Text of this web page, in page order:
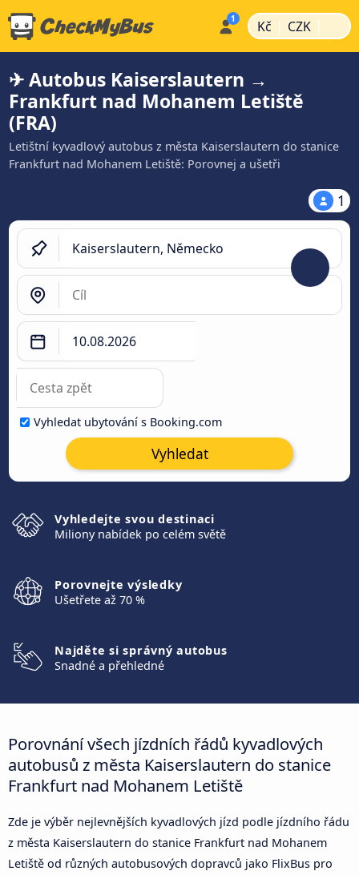
Kč | CZK |
✈ Autobus Kaiserslautern →
Frankfurt nad Mohanem Letiště
(FRA)
Letištní kyvadlový autobus z města Kaiserslautern do stanice
Frankfurt nad Mohanem Letiště: Porovnej a ušetři
1
Vyhledat ubytování s Booking.com
Vyhledat
Vyhledejte svou destinaci
Miliony nabídek po celém světě
Porovnejte výsledky
Ušetřete až 70 %
Najděte si správný autobus
Snadné a přehledné
Porovnání všech jízdních řádů kyvadlových
autobusů z města Kaiserslautern do stanice
Frankfurt nad Mohanem Letiště
Zde je výběr nejlevnějších kyvadlových jízd podle jízdního řádu
z města Kaiserslautern do stanice Frankfurt nad Mohanem
Letiště od různých autobusových dopravců jako FlixBus pro